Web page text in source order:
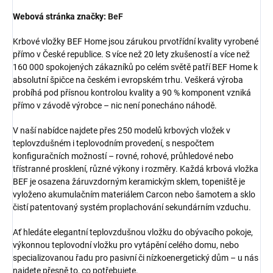
Webová stránka značky: BeF
Krbové vložky BEF Home jsou zárukou prvotřídní kvality vyrobené
přímo v České republice. S více než 20 lety zkušeností a více než
160 000 spokojených zákazníků po celém světě patří BEF Home k
absolutní špičce na českém i evropském trhu. Veškerá výroba
probíhá pod přísnou kontrolou kvality a 90 % komponent vzniká
přímo v závodě výrobce – nic není ponecháno náhodě.
V naší nabídce najdete přes 250 modelů krbových vložek v
teplovzdušném i teplovodním provedení, s nespočtem
konfiguračních možností – rovné, rohové, průhledové nebo
třístranné prosklení, různé výkony i rozměry. Každá krbová vložka
BEF je osazena žáruvzdorným keramickým sklem, topeniště je
vyloženo akumulačním materiálem Carcon nebo šamotem a sklo
čistí patentovaný systém proplachování sekundárním vzduchu.
Ať hledáte elegantní teplovzdušnou vložku do obývacího pokoje,
výkonnou teplovodní vložku pro vytápění celého domu, nebo
specializovanou řadu pro pasivní či nízkoenergetický dům – u nás
najdete přesně to, co potřebujete.